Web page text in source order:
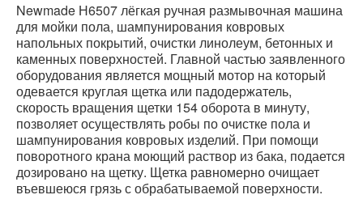
Newmade Н6507 лёгкая ручная размывочная машина
для мойки пола, шампунирования ковровых
напольных покрытий, очистки линолеум, бетонных и
каменных поверхностей. Главной частью заявленного
оборудования является мощный мотор на который
одевается круглая щетка или падодержатель,
скорость вращения щетки 154 оборота в минуту,
позволяет осуществлять робы по очистке пола и
шампунирования ковровых изделий. При помощи
поворотного крана моющий раствор из бака, подается
дозировано на щетку. Щетка равномерно очищает
въевшеюся грязь с обрабатываемой поверхности.